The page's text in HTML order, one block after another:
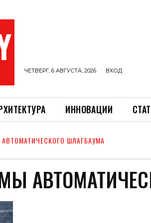
ЧЕТВЕРГ, 6 АВГУСТА, 2026 ВХОД
ИННОВАЦИИ
ШЛАГБАУМА